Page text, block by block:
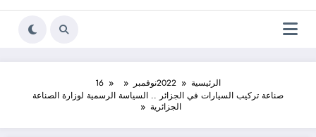
الرئيسية 2022نوفمبر
16
صناعة تركيب السيارات في الجزائر .. السياسة الرسمية لوزارة الصناعة
الجزائرية